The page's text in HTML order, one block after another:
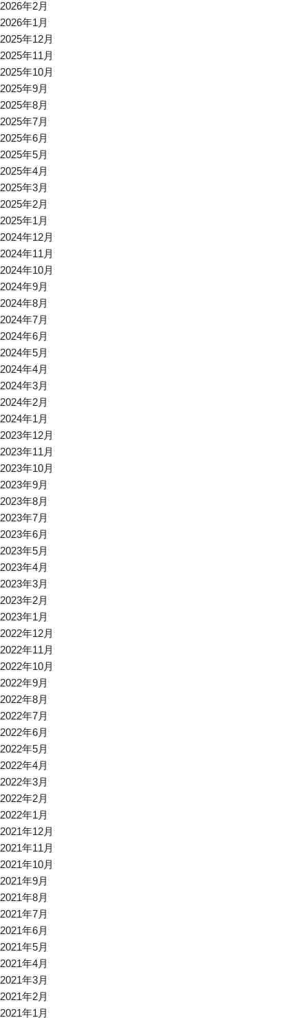
2026年2月
2026年1月
2025年12月
2025年11月
2025年10月
2025年9月
2025年8月
2025年7月
2025年6月
2025年5月
2025年4月
2025年3月
2025年2月
2025年1月
2024年12月
2024年11月
2024年10月
2024年9月
2024年8月
2024年7月
2024年6月
2024年5月
2024年4月
2024年3月
2024年2月
2024年1月
2023年12月
2023年11月
2023年10月
2023年9月
2023年8月
2023年7月
2023年6月
2023年5月
2023年4月
2023年3月
2023年2月
2023年1月
2022年12月
2022年11月
2022年10月
2022年9月
2022年8月
2022年7月
2022年6月
2022年5月
2022年4月
2022年3月
2022年2月
2022年1月
2021年12月
2021年11月
2021年10月
2021年9月
2021年8月
2021年7月
2021年6月
2021年5月
2021年4月
2021年3月
2021年2月
2021年1月